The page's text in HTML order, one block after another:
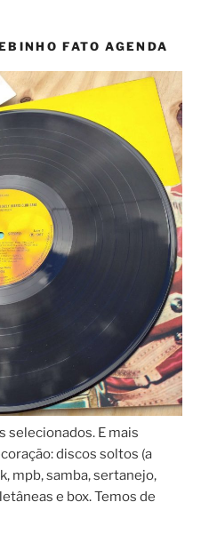
FATO AGENDA
selecionados. E mais
discos soltos (a
mpb, samba, sertanejo,
e box. Temos de